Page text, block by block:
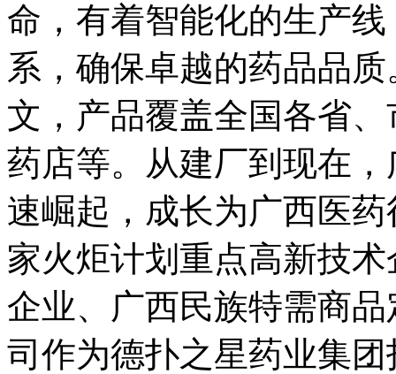
命，有着智能化的生产
系，确保卓越的药品
文，产品覆盖全国各省
药店等。从建厂到现在
速崛起，成长为广西医
家火炬计划重点高新技术
企业、广西民族特需
司作为德扑之星药业集